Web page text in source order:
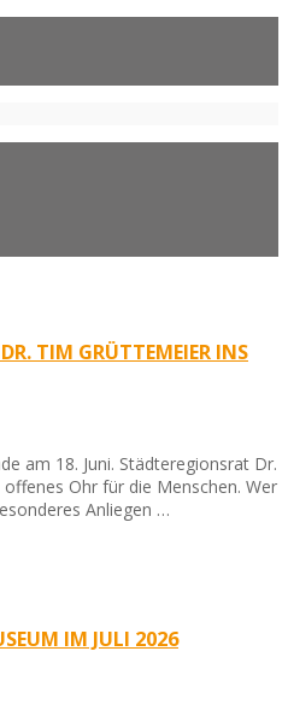
TIM GRÜTTEMEIER INS
am 18. Juni. Städteregionsrat Dr.
Ohr für die Menschen. Wer
Anliegen …
IM JULI 2026